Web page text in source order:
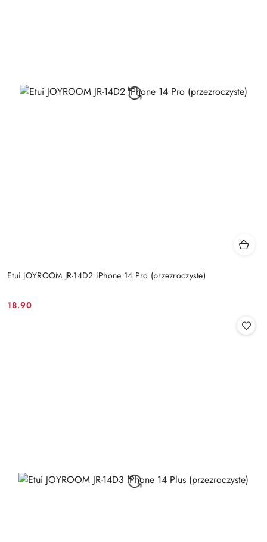
Etui JOYROOM JR-14D2 iPhone 14 Pro (przezroczyste)
Cena:
18.90